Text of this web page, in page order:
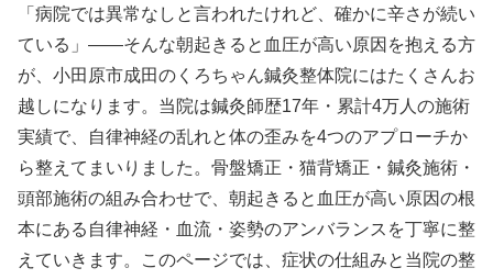
「病院では異常なしと言われたけれど、確かに辛さが続い
ている」——そんな朝起きると血圧が高い原因を抱える方
が、小田原市成田のくろちゃん鍼灸整体院にはたくさんお
越しになります。当院は鍼灸師歴17年・累計4万人の施術
実績で、自律神経の乱れと体の歪みを4つのアプローチか
ら整えてまいりました。骨盤矯正・猫背矯正・鍼灸施術・
頭部施術の組み合わせで、朝起きると血圧が高い原因の根
本にある自律神経・血流・姿勢のアンバランスを丁寧に整
えていきます。このページでは、症状の仕組みと当院の整